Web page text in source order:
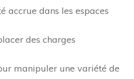
accrue dans les espaces
des charges
manipuler une variété de